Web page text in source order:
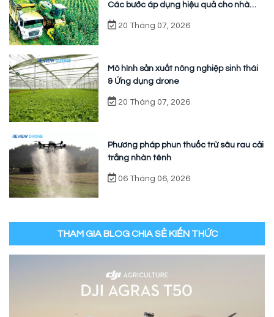
Các bước áp dụng hiệu quả cho nhà
vườn
20 Tháng 07, 2026
Mô hình sản xuất nông nghiệp sinh thái
& Ứng dụng drone
20 Tháng 07, 2026
Phương pháp phun thuốc trừ sâu rau cải
trắng nhàn tênh
06 Tháng 06, 2026
THAM GIA BLOG CHIA SẺ KIẾN THỨC